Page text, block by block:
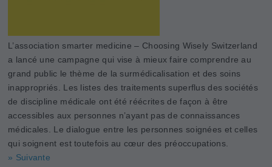
L’association smarter medicine – Choosing Wisely Switzerland
a lancé une campagne qui vise à mieux faire comprendre au
grand public le thème de la surmédicalisation et des soins
inappropriés. Les listes des traitements superflus des sociétés
de discipline médicale ont été réécrites de façon à être
accessibles aux personnes n’ayant pas de connaissances
médicales. Le dialogue entre les personnes soignées et celles
qui soignent est toutefois au cœur des préoccupations.
» Suivante